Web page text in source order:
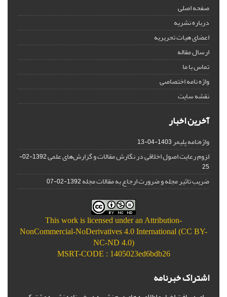
صفحه اصلی
درباره نشریه
اعضای هیات تحریریه
ارسال مقاله
تماس با ما
واژه نامه اختصاصی
نقشه سایت
آخرین اخبار
واژه‌نامه پلیمر1403-04-13
لزوم رعایت اصول اخلاقی در نگارش مقالات و گزارش‌‌های علمی
1392-02-
25
ضریب تاثیر مجله و ضرورت ارجاع به مقالات مجله1392-02-07
This work is licensed under an Attribution-
NonCommercial-NoDerivatives 4.0 International (CC BY-
NC-ND 4.0)
MSRT-CODE : 1405023ed6bdb26
اشتراک خبرنامه